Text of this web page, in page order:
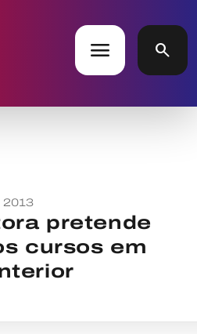
menu search
2013
pretende
cursos em